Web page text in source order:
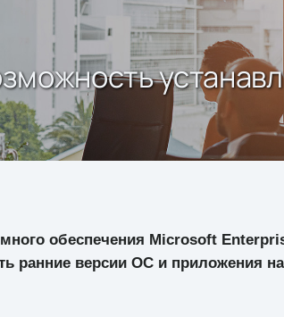
обеспечения Microsoft
ранние версии ОС и приложения на